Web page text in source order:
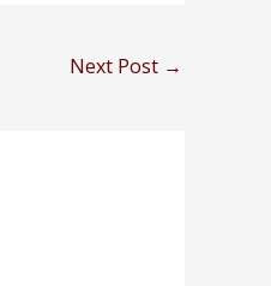
Next Post →